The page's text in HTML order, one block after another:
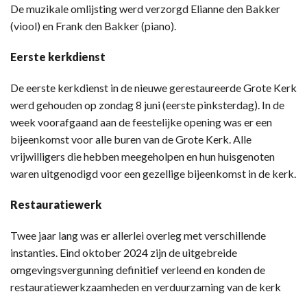
De muzikale omlijsting werd verzorgd Elianne den Bakker
(viool) en Frank den Bakker (piano).
Eerste kerkdienst
De eerste kerkdienst in de nieuwe gerestaureerde Grote Kerk
werd gehouden op zondag 8 juni (eerste pinksterdag). In de
week voorafgaand aan de feestelijke opening was er een
bijeenkomst voor alle buren van de Grote Kerk. Alle
vrijwilligers die hebben meegeholpen en hun huisgenoten
waren uitgenodigd voor een gezellige bijeenkomst in de kerk.
Restauratiewerk
Twee jaar lang was er allerlei overleg met verschillende
instanties. Eind oktober 2024 zijn de uitgebreide
omgevingsvergunning definitief verleend en konden de
restauratiewerkzaamheden en verduurzaming van de kerk